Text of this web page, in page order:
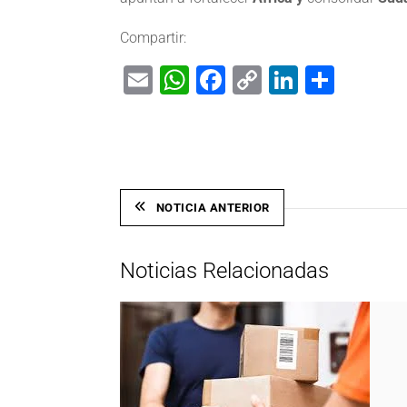
Compartir:
EmailWhatsApp
Facebook
CopyLinkedIn
NOTICIA ANTERIOR
Noticias Relacionadas